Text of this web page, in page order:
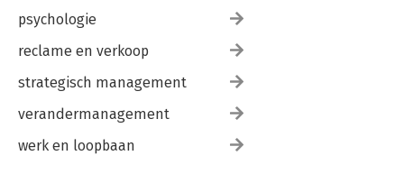
psychologie
reclame en verkoop
strategisch management
verandermanagement
werk en loopbaan